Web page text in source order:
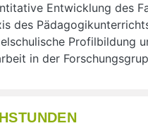
Entwicklung des
des
Profilbildung
in der